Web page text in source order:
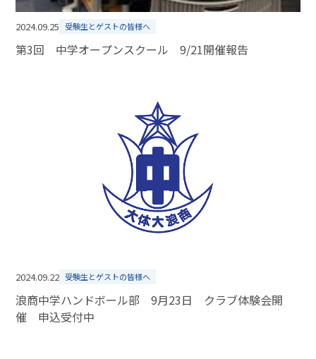
2024.09.25 受験生とゲストの皆様へ
第3回 中学オープンスクール 9/21開催報告
2024.09.22 受験生とゲストの皆様へ
浪商中学ハンドボール部 9月23日 クラブ体験会開
催 申込受付中